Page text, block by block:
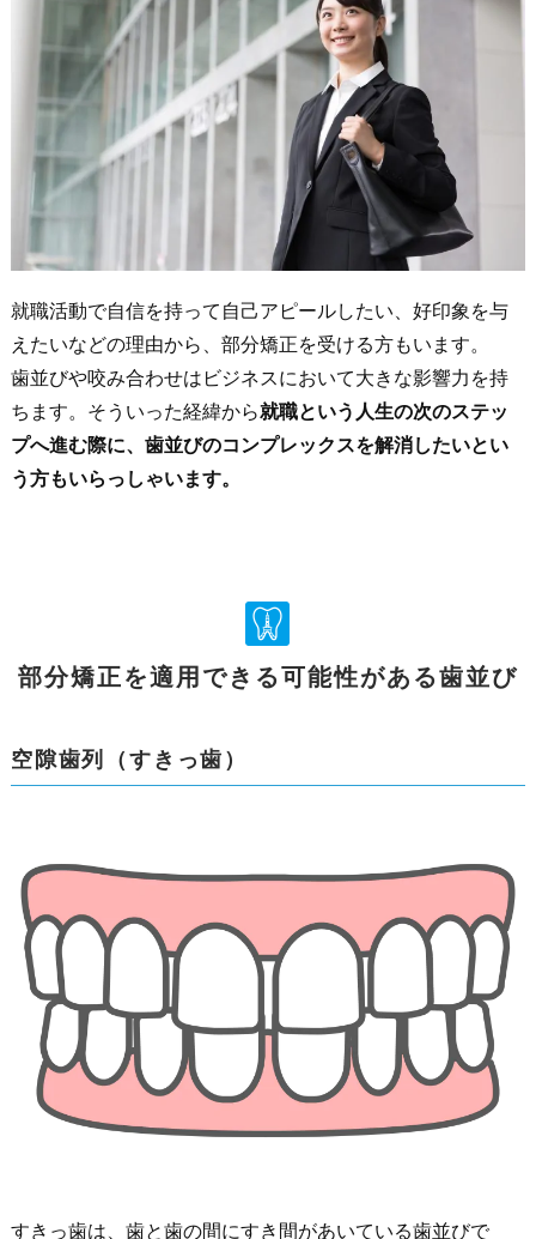
就職活動で自信を持って自己アピールしたい、好印象を与
えたいなどの理由から、部分矯正を受ける方もいます。
歯並びや咬み合わせはビジネスにおいて大きな影響力を持
ちます。そういった経緯から就職という人生の次のステッ
プへ進む際に、歯並びのコンプレックスを解消したいとい
う方もいらっしゃいます。
部分矯正を適用できる可能性がある歯並び
空隙歯列（すきっ歯）
すきっ歯は、歯と歯の間にすき間があいている歯並びで